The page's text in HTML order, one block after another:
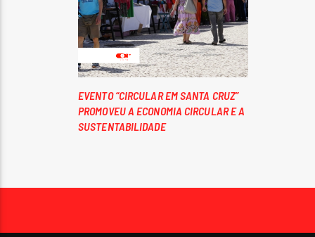
EVENTO “CIRCULAR EM SANTA CRUZ”
PROMOVEU A ECONOMIA CIRCULAR E A
SUSTENTABILIDADE